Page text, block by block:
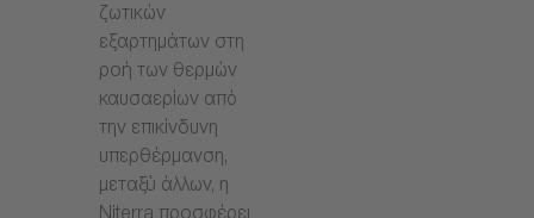
ζωτικών
εξαρτημάτων στη
ροή των θερμών
καυσαερίων από
την επικίνδυνη
υπερθέρμανση,
μεταξύ άλλων, η